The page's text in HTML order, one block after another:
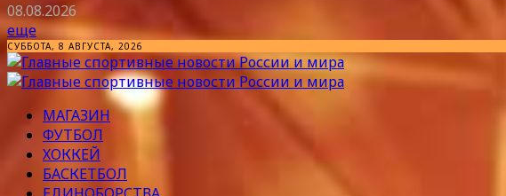
08.08.2026
еще
СУББОТА, 8 АВГУСТА, 2026
МАГАЗИН
ФУТБОЛ
ХОККЕЙ
БАСКЕТБОЛ